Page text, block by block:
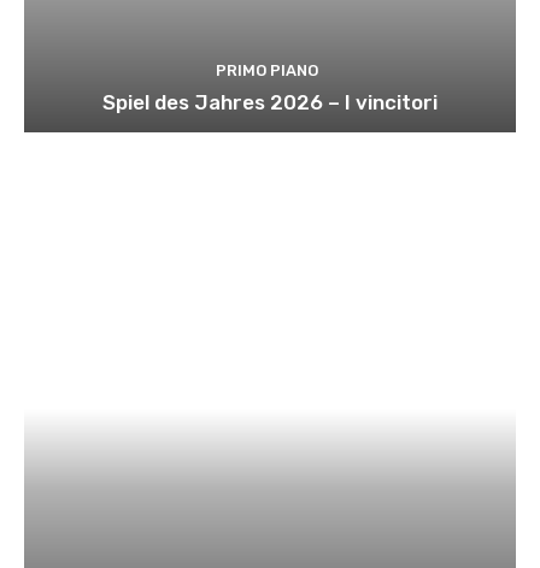
PRIMO PIANO
Spiel des Jahres 2026 – I vincitori